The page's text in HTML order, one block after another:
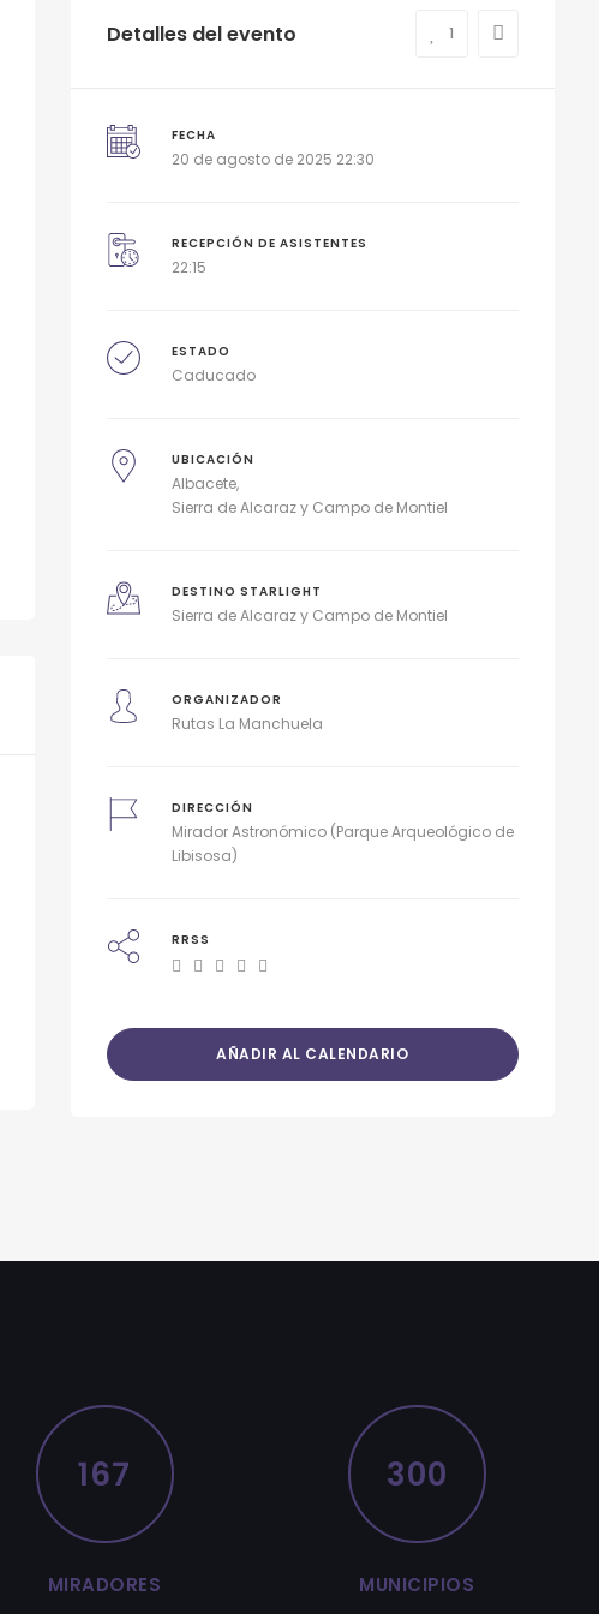
Detalles del evento 1
FECHA
20 de agosto de 2025 22:30
RECEPCIÓN DE ASISTENTES
22:15
ESTADO
Caducado
UBICACIÓN
Albacete
Sierra de Alcaraz y Campo de Montiel
DESTINO STARLIGHT
Sierra de Alcaraz y Campo de Montiel
ORGANIZADOR
Rutas La Manchuela
DIRECCIÓN
Mirador Astronómico (Parque Arqueológico de
Libisosa)
RRSS
AÑADIR AL CALENDARIO
167
MIRADORES
300
MUNICIPIOS